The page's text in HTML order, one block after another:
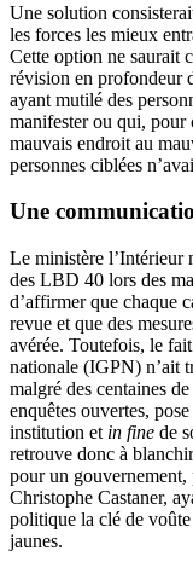
Une solution
les forces les mieux
Cette option ne saurait
révision en profondeur
ayant mutilé des
manifester ou qui, pour
mauvais endroit au
personnes ciblées
Une
Le ministère l’Intérieur
des LBD 40 lors des
d’affirmer que chaque
revue et que des
avérée. Toutefois, le
nationale (IGPN) n’ait
malgré des centaines
enquêtes ouvertes,
institution et in fine de
retrouve donc à
pour un
Christophe Castaner,
politique la clé de
jaunes.